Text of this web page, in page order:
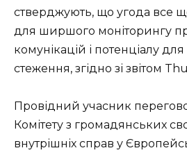
стверджують, що угода все
для ширшого моніторингу
комунікацій і потенціалу
стеження, згідно зі звітом
Провідний учасник
Комітету з громадянських
внутрішніх справ у